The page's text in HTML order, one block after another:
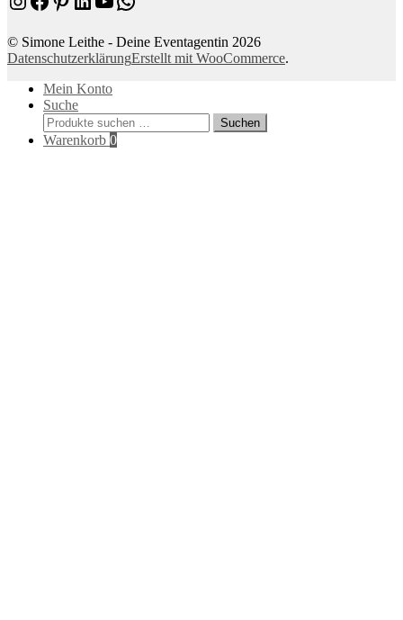
© Simone Leithe - Deine Eventagentin 2026
DatenschutzerklärungErstellt mit WooCommerce.
Mein Konto
Suche
Suchen
nach:
Suchen
Warenkorb 0